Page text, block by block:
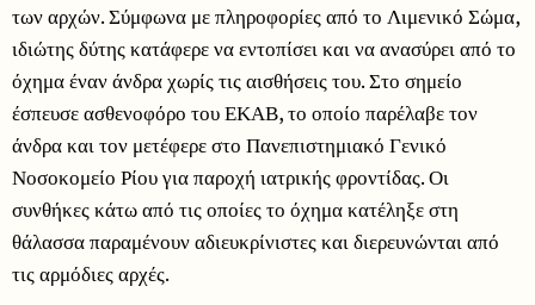
των αρχών. Σύμφωνα με πληροφορίες από το Λιμενικό Σώμα,
ιδιώτης δύτης κατάφερε να εντοπίσει και να ανασύρει από το
όχημα έναν άνδρα χωρίς τις αισθήσεις του. Στο σημείο
έσπευσε ασθενοφόρο του ΕΚΑΒ, το οποίο παρέλαβε τον
άνδρα και τον μετέφερε στο Πανεπιστημιακό Γενικό
Νοσοκομείο Ρίου για παροχή ιατρικής φροντίδας. Οι
συνθήκες κάτω από τις οποίες το όχημα κατέληξε στη
θάλασσα παραμένουν αδιευκρίνιστες και διερευνώνται από
τις αρμόδιες αρχές.